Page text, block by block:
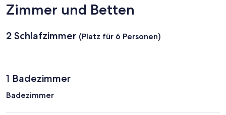
Zimmer und Betten
2 Schlafzimmer (Platz für 6 Personen)
1 Badezimmer
Badezimmer